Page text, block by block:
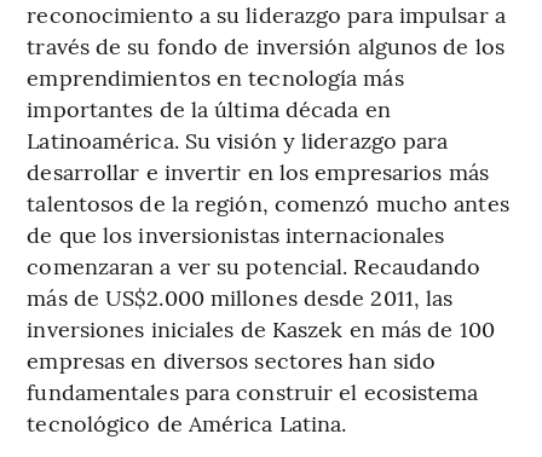
reconocimiento a su liderazgo para impulsar a
través de su fondo de inversión algunos de los
emprendimientos en tecnología más
importantes de la última década en
Latinoamérica. Su visión y liderazgo para
desarrollar e invertir en los empresarios más
talentosos de la región, comenzó mucho antes
de que los inversionistas internacionales
comenzaran a ver su potencial. Recaudando
más de US$2.000 millones desde 2011, las
inversiones iniciales de Kaszek en más de 100
empresas en diversos sectores han sido
fundamentales para construir el ecosistema
tecnológico de América Latina.